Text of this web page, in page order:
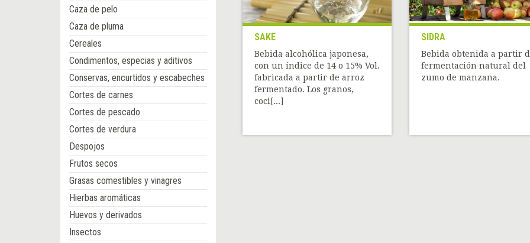
Caza de pelo
Caza de pluma
Cereales
Condimentos, especias y aditivos
Conservas, encurtidos y escabeches
Cortes de carnes
Cortes de pescado
Cortes de verdura
Despojos
Frutos secos
Grasas comestibles y vinagres
Hierbas aromáticas
Huevos y derivados
Insectos
SAKE
Bebida alcohólica japonesa,
con un índice de 14 o 15% Vol.
fabricada a partir de arroz
fermentado. Los granos,
coci[...]
SIDRA
Bebida obtenida a partir
fermentación natural del
zumo de manzana.